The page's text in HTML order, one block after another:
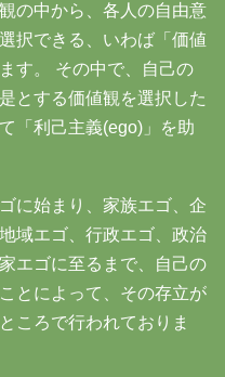
の中から、各人の自由意
択できる、いわば「価値
す。 その中で、自己の
とする価値観を選択した
「利己主義(ego)」を助
に始まり、家族エゴ、企
域エゴ、行政エゴ、政治
エゴに至るまで、自己の
とによって、その存立が
ころで行われておりま